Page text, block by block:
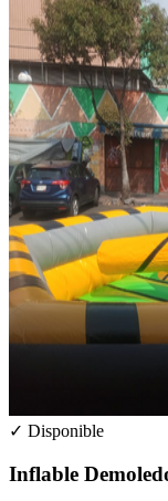
✓ Disponible
Inflable